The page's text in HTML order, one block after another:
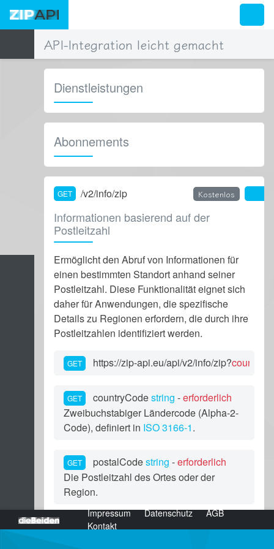
API-Integration leicht gemacht
Dienstleistungen
Alle
Radius
Entfernung
Länder
Abonnements
Alle
Kostenlos
Essentiell
Plus
Premium
Professionell
Unternehmen
GET /v2/info/zip Kostenlos
Informationen basierend auf der
Postleitzahl
Ermöglicht den Abruf von Informationen für
einen bestimmten Standort anhand seiner
Postleitzahl. Diese Funktionalität eignet sich
daher für Anwendungen, die spezifische
Details zu Regionen erfordern, die durch ihre
Postleitzahlen identifiziert werden.
GET https://zip-api.eu/api/v2/info/zip?
GET countryCodestring -erforderlich
Zweibuchstabiger Ländercode (Alpha-2-
Code), definiert in ISO 3166-1.
GET postalCodestring -erforderlich
Die Postleitzahl des Ortes oder der
Region.
fieldsstring-optional
dieBeiden Internetagentur GmbH, Salzburg
Impressum Datenschutz
AGB
Kontakt